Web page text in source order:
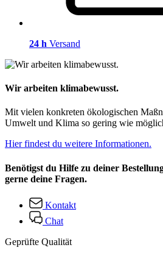
24 h Versand
Wir arbeiten klimabewusst.
Mit vielen konkreten ökologischen
Umwelt und Klima so gering wie
Hier findest du weitere Informationen.
Benötigst du Hilfe zu deiner
gerne deine Fragen.
Kontakt
Chat
Geprüfte Qualität